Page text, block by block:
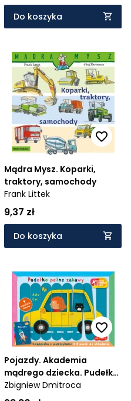
Do koszyka
Mądra Mysz. Koparki,
traktory, samochody
Frank Littek
9,37 zł
Do koszyka
Pojazdy. Akademia
mądrego dziecka. Pudełko
pełne zabawy
Zbigniew Dmitroca